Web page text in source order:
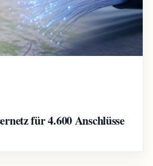
für 4.600 Anschlüsse